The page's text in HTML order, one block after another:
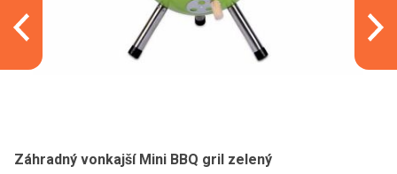
Záhradný vonkajší Mini BBQ gril zelený